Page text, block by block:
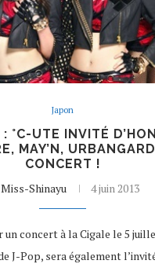
Japon
°C-UTE INVITÉ
MAY’N,
CONCERT !
Miss-Shinayu 4 juin 2013
concert à la Cigale le 5
J-Pop, sera également